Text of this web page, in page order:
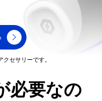
セサリーです。
必要なの